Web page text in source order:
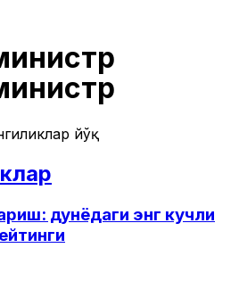
йўқ
дунёдаги энг кучли